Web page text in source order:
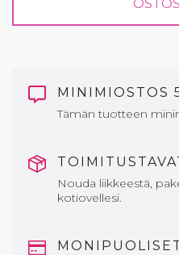
MINIMIOSTOS
Tämän tuotteen
Nouda liikkeestä,
kotiovellesi.